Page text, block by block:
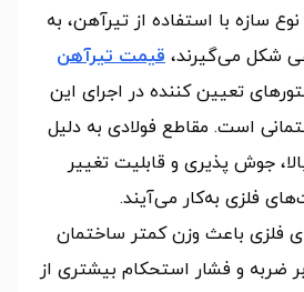
سازه با استفاده از تیرآهن، به
شکل می‌گیرند، قیمت تیرآهن
تعیین کننده در اجرای این
است. مقاطع فولادی به دلیل
جوش پذیری و قابلیت تغییر
فلزی به‌کار می‌آیند.
فلزی باعث وزن کمتر ساختمان
ضربه و فشار استحکام بیشتری از